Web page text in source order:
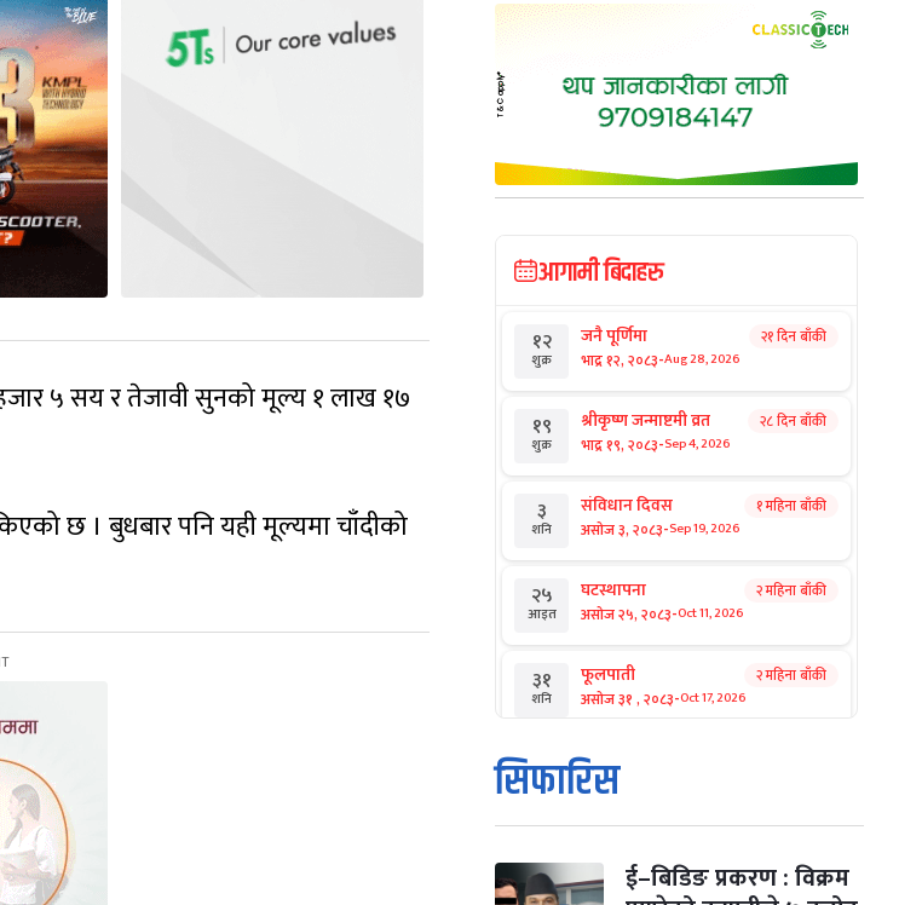
५ सय र तेजावी सुनको मूल्य १ लाख १७
छ । बुधबार पनि यही मूल्यमा चाँदीको
आगामी बिदाहरु
१२
शुक्र
जनै पूर्णिमा
भाद्र १२, २०८३-Aug 28, 2026
२१ दिन बाँकी
१९
शुक्र
श्रीकृष्ण जन्माष्टमी व्रत
भाद्र १९, २०८३-Sep 4, 2026
२८ दिन बाँकी
३
शनि
संविधान दिवस
असोज ३, २०८३-Sep 19, 2026
१ महिना बाँकी
२५
आइत
घटस्थापना
असोज २५, २०८३-Oct 11, 2026
२ महिना बाँकी
३१
शनि
फूलपाती
असोज ३१ , २०८३-Oct 17, 2026
२ महिना बाँकी
१
आइत
कार्तिक सङ्क्रान्ति
कार्तिक १, २०८३
मंगल कार्तिक ३, २०८३-Oct 20, 2026
सिफारिस
ई–बिडिङ प्रकरण : विक्रम